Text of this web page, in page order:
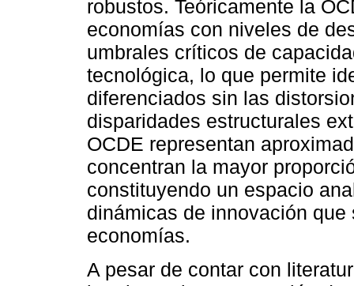
robustos. Teóricamente la
economías con niveles de
umbrales críticos de
tecnológica, lo que permite
diferenciados sin las
disparidades estructurales
OCDE representan
concentran la mayor
constituyendo un espacio
dinámicas de innovación
economías.
A pesar de contar con